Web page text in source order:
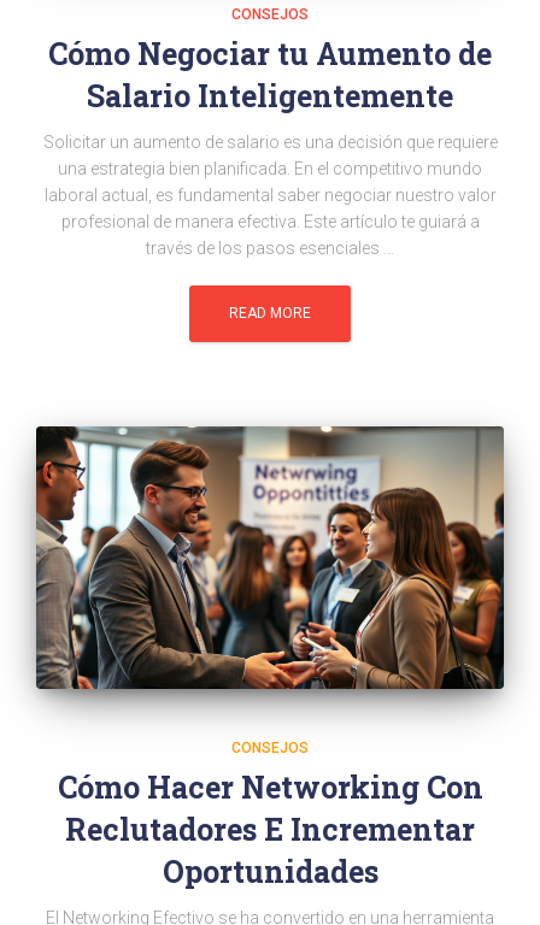
CONSEJOS
Cómo Negociar tu Aumento de
Salario Inteligentemente
Solicitar un aumento de salario es una decisión que requiere
una estrategia bien planificada. En el competitivo mundo
laboral actual, es fundamental saber negociar nuestro valor
profesional de manera efectiva. Este artículo te guiará a
través de los pasos esenciales …
READ MORE
CONSEJOS
Cómo Hacer Networking Con
Reclutadores E Incrementar
Oportunidades
El Networking Efectivo se ha convertido en una herramienta